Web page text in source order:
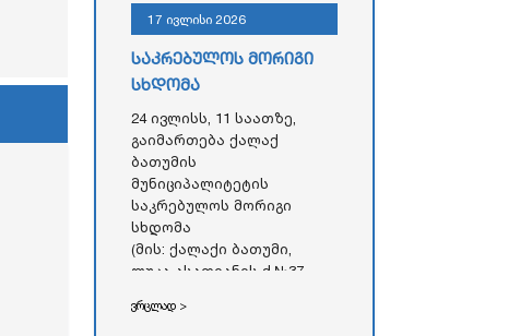
17 ივლისი 2026
საკრებულოს მორიგი
სხდომა
24 ივლისს, 11 საათზე,
გაიმართება ქალაქ
ბათუმის
მუნიციპალიტეტის
საკრებულოს მორიგი
სხდომა
(მის: ქალაქი ბათუმი,
ლუკა ასათიანის ქ.№37,
რესპუბლიკის უმაღლესი
ვრცლად >